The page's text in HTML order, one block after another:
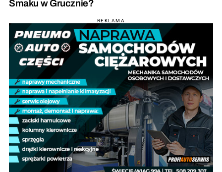
Smaku w Grucznie?
REKLAMA